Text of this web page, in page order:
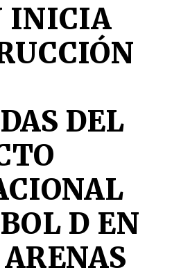
INICIA
DEL
D EN